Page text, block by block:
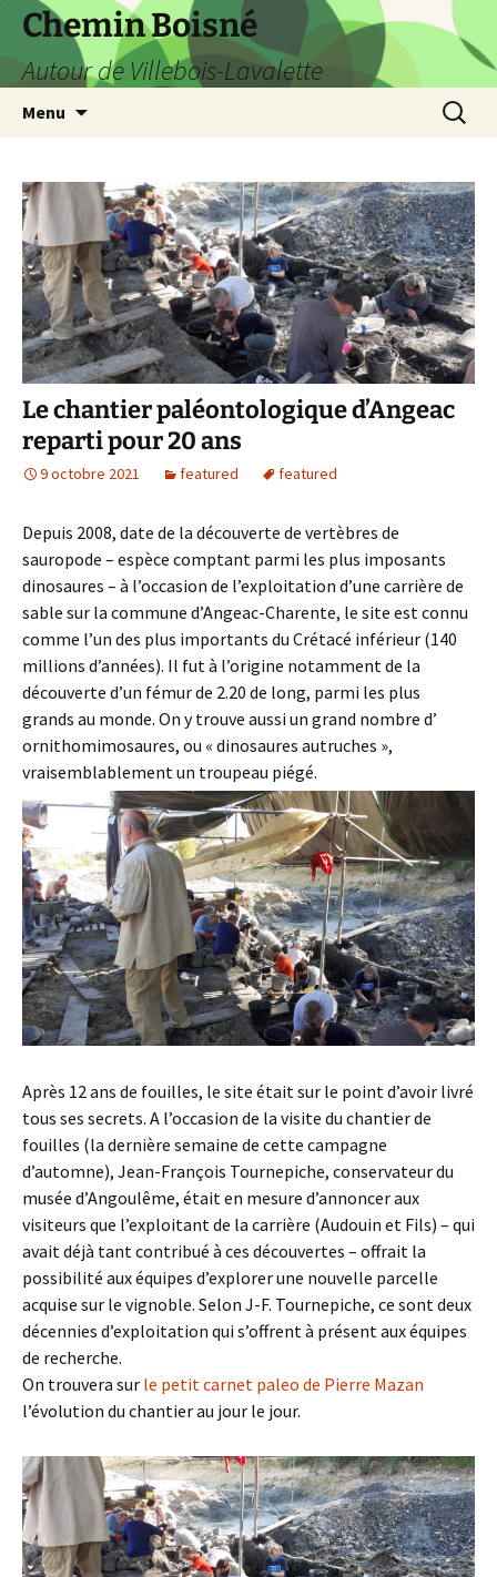
Aller
contenu
Chemin Boisné
Autour de Villebois-Lavalette
Menu
Le chantier paléontologique d’Angeac
reparti pour 20 ans
9 octobre 2021 featured featured
Depuis 2008, date de la découverte de vertèbres de
sauropode – espèce comptant parmi les plus imposants
dinosaures – à l’occasion de l’exploitation d’une carrière de
sable sur la commune d’Angeac-Charente, le site est connu
comme l’un des plus importants du Crétacé inférieur (140
millions d’années). Il fut à l’origine notamment de la
découverte d’un fémur de 2.20 de long, parmi les plus
grands au monde. On y trouve aussi un grand nombre d’
ornithomimosaures, ou « dinosaures autruches »,
vraisemblablement un troupeau piégé.
Après 12 ans de fouilles, le site était sur le point d’avoir livré
tous ses secrets. A l’occasion de la visite du chantier de
fouilles (la dernière semaine de cette campagne
d’automne), Jean-François Tournepiche, conservateur du
musée d’Angoulême, était en mesure d’annoncer aux
visiteurs que l’exploitant de la carrière (Audouin et Fils) – qui
avait déjà tant contribué à ces découvertes – offrait la
possibilité aux équipes d’explorer une nouvelle parcelle
acquise sur le vignoble. Selon J-F. Tournepiche, ce sont deux
décennies d’exploitation qui s’offrent à présent aux équipes
de recherche.
On trouvera sur le petit carnet paleo de Pierre Mazan
l’évolution du chantier au jour le jour.